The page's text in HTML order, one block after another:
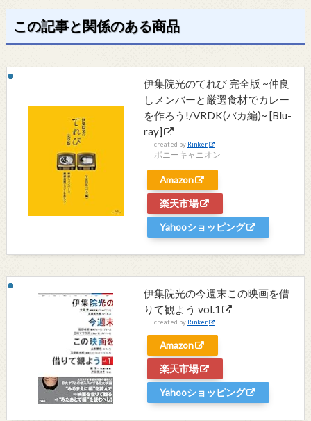
この記事と関係のある商品
伊集院光のてれび 完全版 ~仲良
しメンバーと厳選食材でカレー
を作ろう!/VRDK(バカ編)~ [Blu-
ray]
created by Rinker
ポニーキャニオン
Amazon
楽天市場
Yahooショッピング
伊集院光の今週末この映画を借
りて観よう vol.1
created by Rinker
Amazon
楽天市場
Yahooショッピング